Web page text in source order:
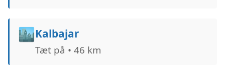
🏙️Kalbajar
Tæt på • 46 km